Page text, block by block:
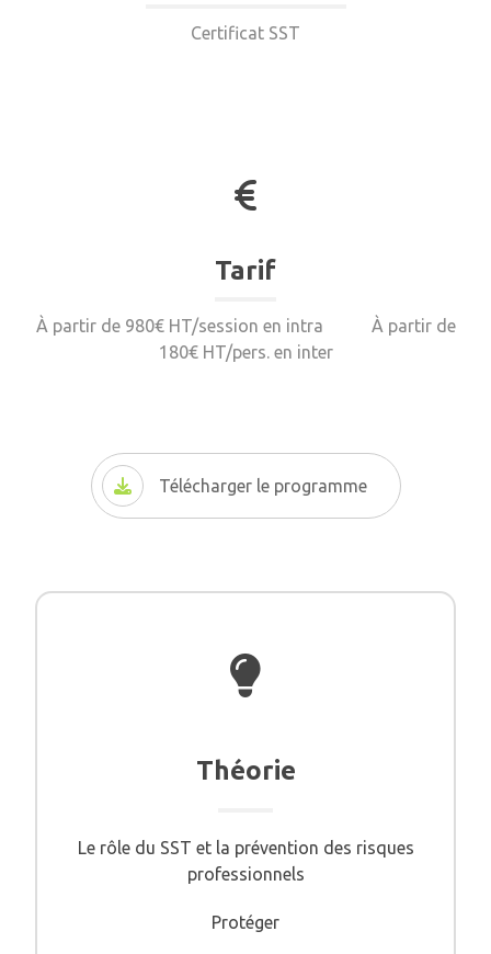
Certificat SST
Tarif
À partir de 980€ HT/session en intra À partir de
180€ HT/pers. en inter
Télécharger le programme
Théorie
Le rôle du SST et la prévention des risques
professionnels
Protéger